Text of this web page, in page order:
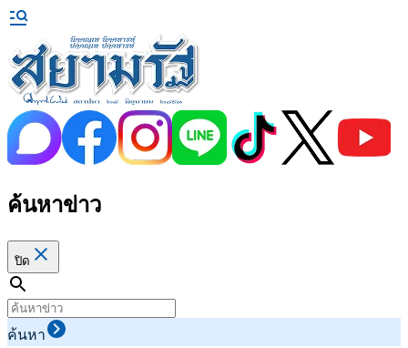
ค้นหาข่าว
ปิด
ค้นหา